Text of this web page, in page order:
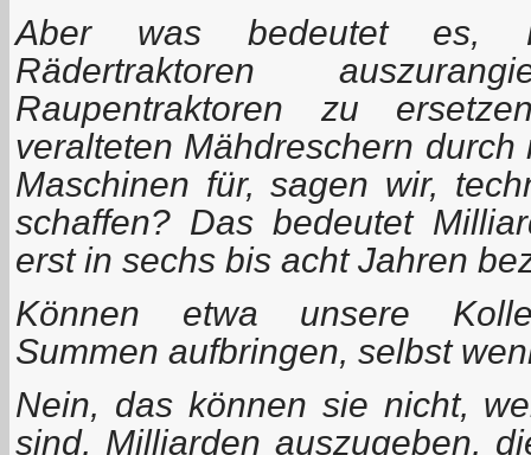
Aber was bedeutet es,
Rädertraktoren
Raupentraktoren zu
veralteten Mähdreschern
Maschinen für, sagen wir,
schaffen? Das bedeutet
erst in sechs bis acht Jahren
Können etwa unsere
Summen aufbringen, selbst
Nein, das können sie nicht,
sind, Milliarden auszugeben,